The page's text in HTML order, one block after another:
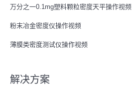
万分之一0.1mg塑料颗粒密度天平操作视频
粉末冶金密度仪操作视频
薄膜类密度测试仪操作视频
解决方案